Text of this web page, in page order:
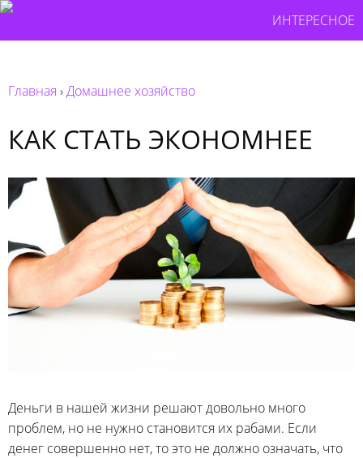
ИНТЕРЕСНОЕ
Главная ›Домашнее хозяйство
КАК СТАТЬ ЭКОНОМНЕЕ
Деньги в нашей жизни решают довольно много
проблем, но не нужно становится их рабами. Если
денег совершенно нет, то это не должно означать, что